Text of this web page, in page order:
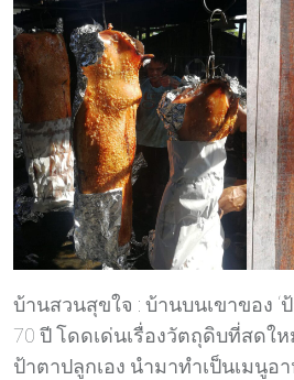
บ้านสวนสุขใจ : บ้านบนเขาของ ‘
70 ปี โดดเด่นเรื่องวัตถุดิบที่สดใ
ป้าตาปลูกเอง นำมาทำเป็นเมนู